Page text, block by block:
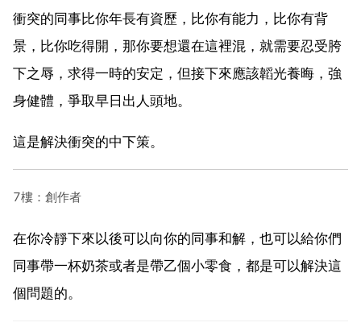
衝突的同事比你年長有資歷，比你有能力，比你有背
景，比你吃得開，那你要想還在這裡混，就需要忍受胯
下之辱，求得一時的安定，但接下來應該韜光養晦，強
身健體，爭取早日出人頭地。
這是解決衝突的中下策。
7樓：創作者
在你冷靜下來以後可以向你的同事和解，也可以給你們
同事帶一杯奶茶或者是帶乙個小零食，都是可以解決這
個問題的。